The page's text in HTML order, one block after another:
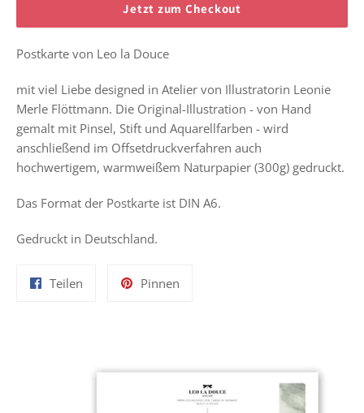
Jetzt zum Checkout
Postkarte von Leo la Douce
mit viel Liebe designed in Atelier von Illustratorin Leonie
Merle Flöttmann. Die Original-Illustration - von Hand
gemalt mit Pinsel, Stift und Aquarellfarben - wird
anschließend im Offsetdruckverfahren auch
hochwertigem, warmweißem Naturpapier (300g) gedruckt.
Das Format der Postkarte ist DIN A6.
Gedruckt in Deutschland.
Teilen Pinnen